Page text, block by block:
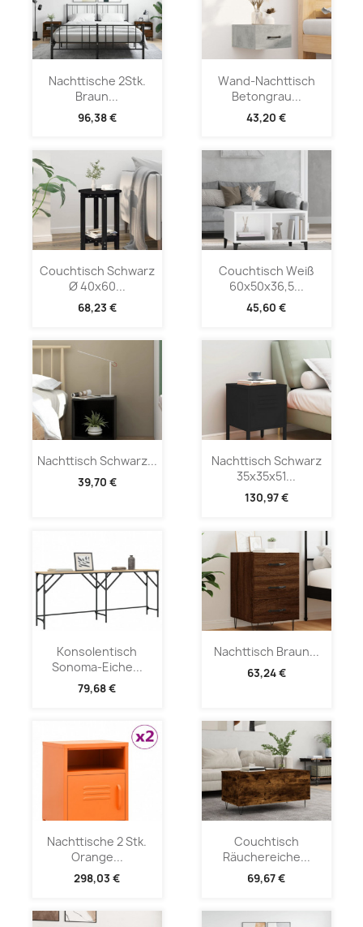
Nachttische 2Stk.
Braun...
96,38 €
Wand-Nachttisch
Betongrau...
43,20 €
Couchtisch Schwarz
Ø 40x60...
68,23 €
Couchtisch Weiß
60x50x36,5...
45,60 €
Nachttisch Schwarz...
39,70 €
Nachttisch Schwarz
35x35x51...
130,97 €
Konsolentisch
Sonoma-Eiche...
79,68 €
Nachttisch Braun...
63,24 €
Nachttische 2 Stk.
Orange...
298,03 €
Couchtisch
Räuchereiche...
69,67 €